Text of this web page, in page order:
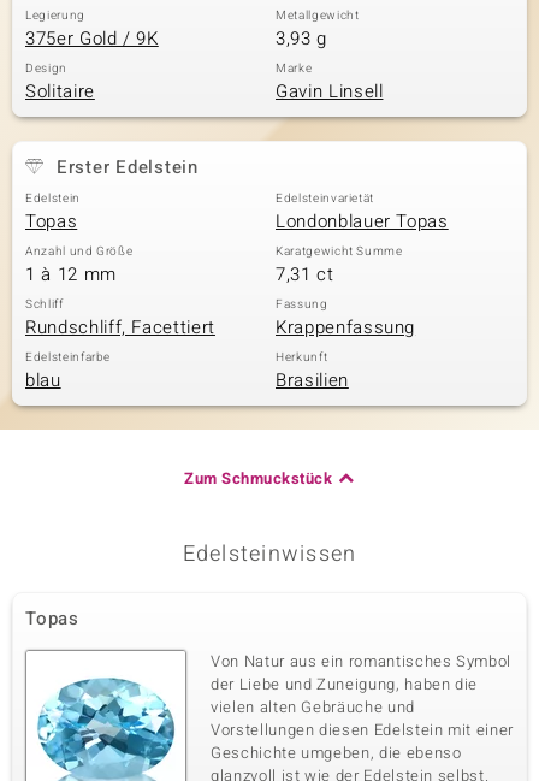
Classics
Legierung
375er Gold / 9K
Metallgewicht
3,93 g
Design
Solitaire
Marke
Gavin Linsell
Erster Edelstein
Edelstein
Topas
Edelsteinvarietät
Londonblauer Topas
Anzahl und Größe
1 à 12 mm
Karatgewicht Summe
7,31 ct
Schliff
Rundschliff, Facettiert
Fassung
Krappenfassung
Edelsteinfarbe
blau
Herkunft
Brasilien
Zum Schmuckstück
Edelsteinwissen
Topas
Von Natur aus ein romantisches Symbol
der Liebe und Zuneigung, haben die
vielen alten Gebräuche und
Vorstellungen diesen Edelstein mit einer
Geschichte umgeben, die ebenso
glanzvoll ist wie der Edelstein selbst.